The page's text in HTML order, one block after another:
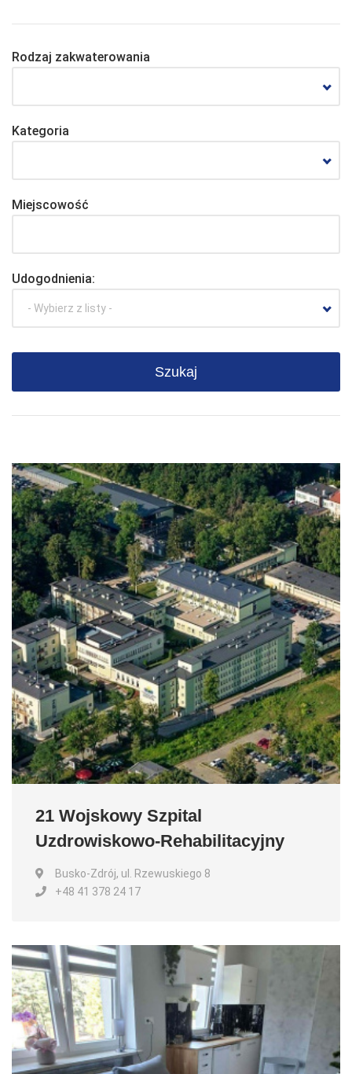
Rodzaj zakwaterowania
Kategoria
Miejscowość
Udogodnienia:
- Wybierz z listy -
21 Wojskowy Szpital
Uzdrowiskowo-Rehabilitacyjny
Busko-Zdrój, ul. Rzewuskiego 8
+48 41 378 24 17